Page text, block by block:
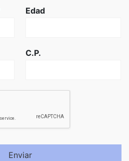
Edad
C.P.
Enviar